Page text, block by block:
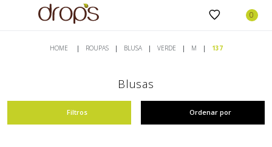
ROUPAS BLUSA VERDE M 137
Blusas
Filtros Ordenar por